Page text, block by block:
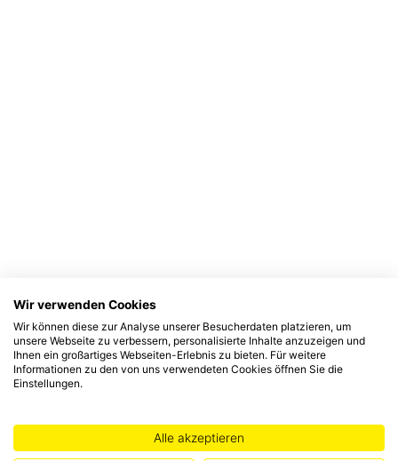
Wir verwenden Cookies
Wir können diese zur Analyse unserer Besucherdaten platzieren, um
unsere Webseite zu verbessern, personalisierte Inhalte anzuzeigen und
Ihnen ein großartiges Webseiten-Erlebnis zu bieten. Für weitere
Informationen zu den von uns verwendeten Cookies öffnen Sie die
Einstellungen.
Alle akzeptieren